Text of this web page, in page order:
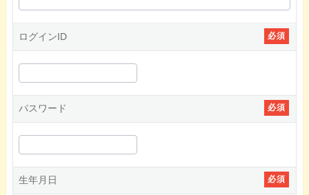
ログインID 必須
パスワード 必須
生年月日 必須